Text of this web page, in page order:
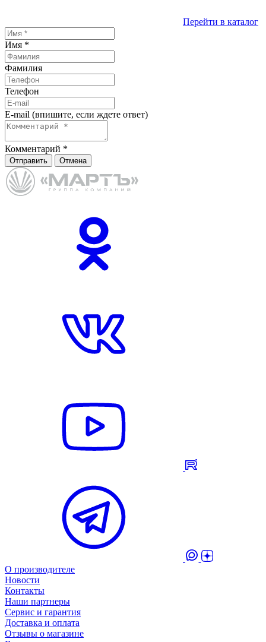
Перейти в каталог
Имя *
Фамилия
Телефон
E-mail (впишите, если ждете ответ)
Комментарий *
Отправить Отмена
О производителе
Новости
Контакты
Наши партнеры
Сервис и гарантия
Доставка и оплата
Отзывы о магазине